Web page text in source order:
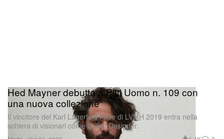
Hed Mayner debutta a Pitti Uomo n. 109 con
una nuova collezione
Il vincitore del Karl Lagerfeld Prize di LVMH 2019 entra nella
schiera di visionari come Guest Designer.